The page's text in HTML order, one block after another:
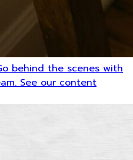
behind the scenes with
See our content